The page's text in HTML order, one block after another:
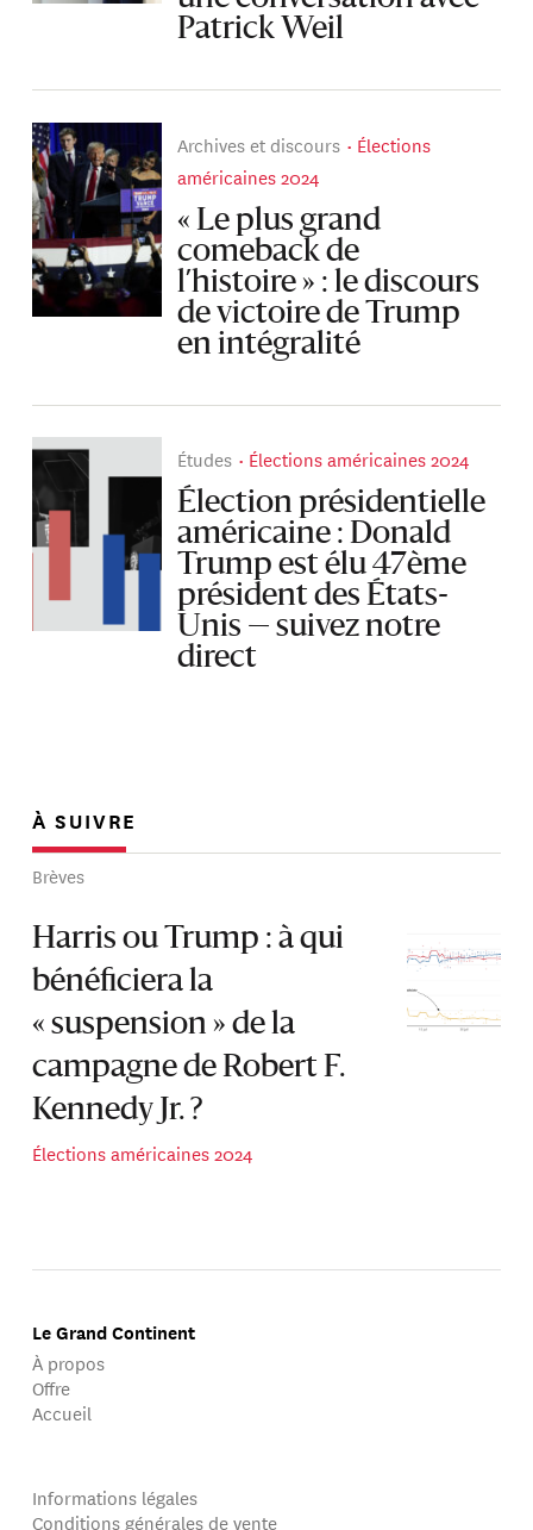
Patrick Weil
Archives et discours
Élections
américaines 2024
« Le plus grand
comeback de
l’histoire » : le discours
de victoire de Trump
en intégralité
Études Élections américaines 2024
Élection présidentielle
américaine : Donald
Trump est élu 47ème
président des États-
Unis — suivez notre
direct
À SUIVRE
Brèves
Harris ou Trump : à qui
bénéficiera la
« suspension » de la
campagne de Robert F.
Kennedy Jr. ?
Élections américaines 2024
Le Grand Continent
À propos
Offre
Accueil
Informations légales
Conditions générales de vente